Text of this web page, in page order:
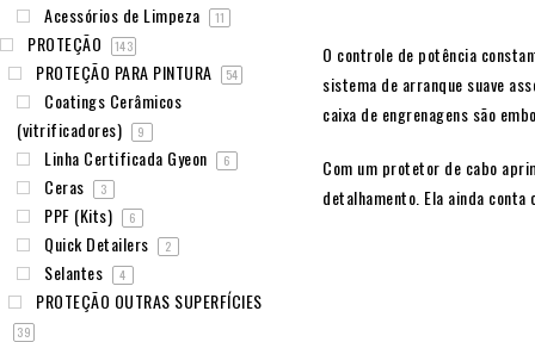
O controle de potência
sistema de arranque suave
caixa de engrenagens são
Com um protetor de cabo
detalhamento. Ela ainda
Acessórios de Limpeza 11
PROTEÇÃO 143
PROTEÇÃO PARA PINTURA 54
Coatings Cerâmicos
(vitrificadores)
9
Linha Certificada Gyeon 6
Ceras 3
PPF (Kits) 6
Quick Detailers 2
Selantes 4
PROTEÇÃO OUTRAS SUPERFÍCIES
39